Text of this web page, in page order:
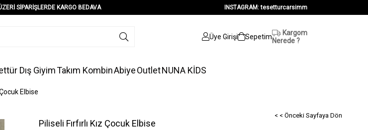
SİPARİŞLERDE KARGO BEDAVA INSTAGRAM: tesetturcarsimm
Üye Girişi Sepetim
Kargom
Nerede ?
Dış GiyimTakım KombinAbiyeOutletNUNA KİDS
Çocuk Elbise
< < Önceki Sayfaya Dön
Piliseli Fırfırlı Kız Çocuk Elbise